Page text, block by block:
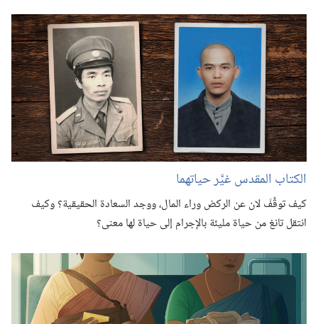
الكتاب المقدس غيَّر حياتهما
كيف توقَّفَ لان عن الركض وراء المال،‏ ووجد السعادة الحقيقية؟‏ وكيف
انتقل تانغ من حياة مليئة بالإجرام إلى حياة لها معنى؟‏